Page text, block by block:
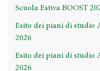
Scuola Estiva BOOST
Esito dei piani di studio
2026
Esito dei piani di studio
2026